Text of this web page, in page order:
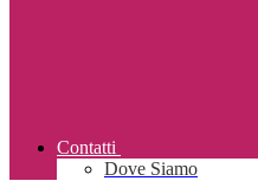
Contatti
Dove Siamo